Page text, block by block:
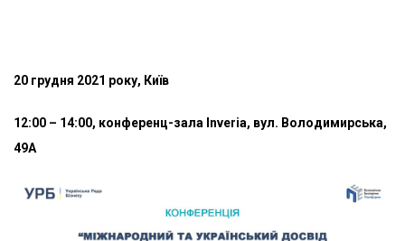
20 грудня 2021 року, Київ
12:00 – 14:00, конференц-зала Inveria, вул. Володимирська,
49А